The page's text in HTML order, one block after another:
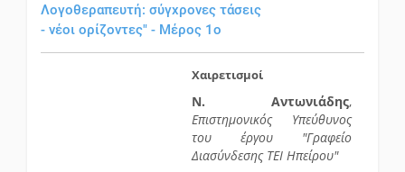
Λογοθεραπευτή: σύγχρονες τάσεις
- νέοι ορίζοντες" - Μέρος 1ο
Χαιρετισμοί
Ν. Αντωνιάδης,
Επιστημονικός Υπεύθυνος
του έργου "Γραφείο
Διασύνδεσης ΤΕΙ Ηπείρου"